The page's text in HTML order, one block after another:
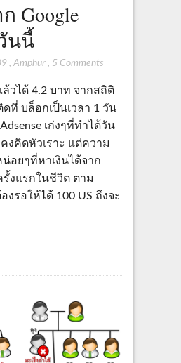
Google
นนี้
, Amphur, 5 Comments
ล้วได้ 4.2 บาท จากสถิติ
ที่ บล็อกเป็นเวลา 1 วัน
เก่งๆที่ทำได้วัน
งคิดหัวเราะ แต่ความ
อยๆที่หาเงินได้จาก
รั้งแรกในชีวิต ตาม
งรอให้ได้ 100 US ถึงจะ